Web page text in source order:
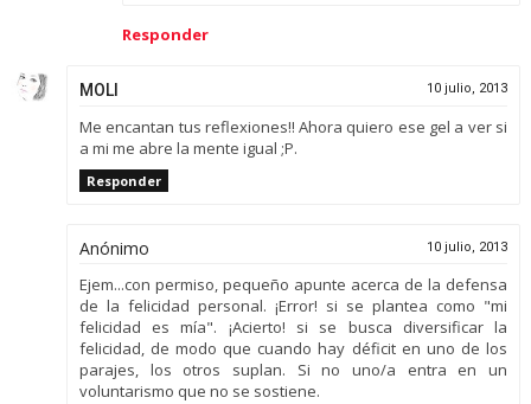
Responder
MOLI 10 julio, 2013
Me encantan tus reflexiones!! Ahora quiero ese gel a ver si
a mi me abre la mente igual ;P.
Responder
Anónimo 10 julio, 2013
Ejem...con permiso, pequeño apunte acerca de la defensa
de la felicidad personal. ¡Error! si se plantea como "mi
felicidad es mía". ¡Acierto! si se busca diversificar la
felicidad, de modo que cuando hay déficit en uno de los
parajes, los otros suplan. Si no uno/a entra en un
voluntarismo que no se sostiene.